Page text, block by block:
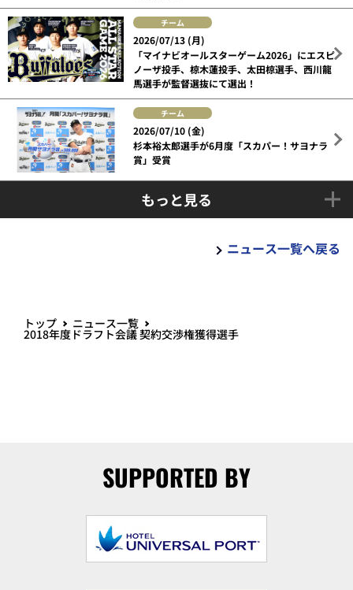
チーム
2026/07/13 (月)
「マイナビオールスターゲーム2026」にエスピ
ノーザ投手、椋木蓮投手、太田椋選手、西川龍
馬選手が監督選抜にて選出！
チーム
2026/07/10 (金)
杉本裕太郎選手が6月度「スカパー！サヨナラ
賞」受賞
もっと見る
ニュース一覧へ戻る
トップ ニュース一覧
2018年度ドラフト会議 契約交渉権獲得選手
SUPPORTED BY